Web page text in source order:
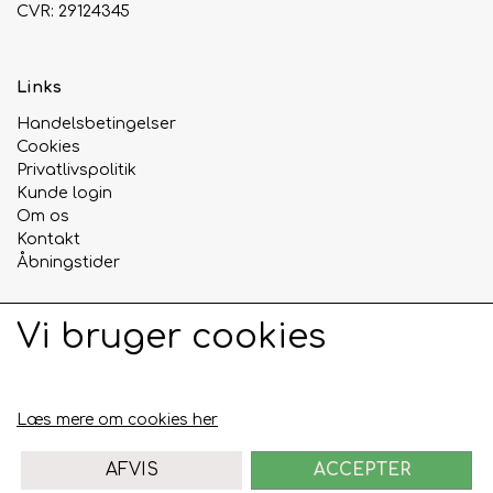
CVR: 29124345
Links
Handelsbetingelser
Cookies
Privatlivspolitik
Kunde login
Om os
Kontakt
Åbningstider
Sociale medier
Vi bruger cookies
Læs mere om cookies her
AFVIS ACCEPTER